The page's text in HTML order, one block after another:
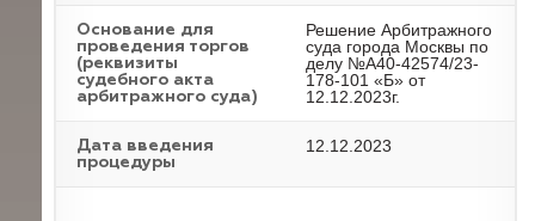
Основание для
проведения торгов
(реквизиты
судебного акта
арбитражного суда)
Решение Арбитражного
суда города Москвы по
делу №А40-42574/23-
178-101 «Б» от
12.12.2023г.
Дата введения
процедуры
12.12.2023